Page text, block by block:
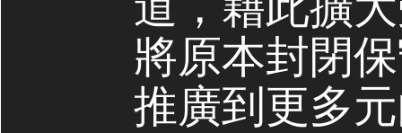
將原本封閉
推廣到更多